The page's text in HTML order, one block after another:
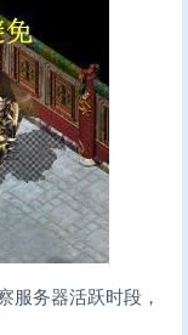
服务器活跃时段，